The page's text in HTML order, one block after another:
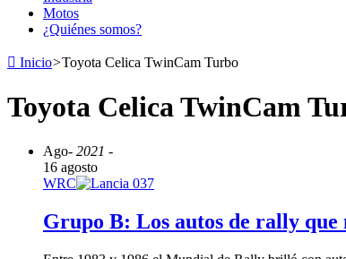
Motos
¿Quiénes somos?
Inicio>Toyota Celica TwinCam Turbo
Toyota Celica TwinCam
Ago- 2021 -
16 agosto
WRC
Grupo B: Los autos de rally que